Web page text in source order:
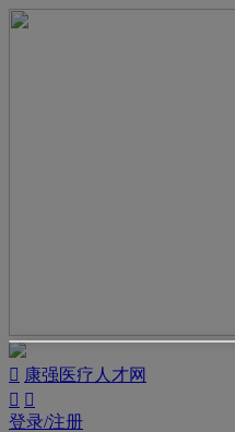
 康强医疗人才网
 
登录/注册